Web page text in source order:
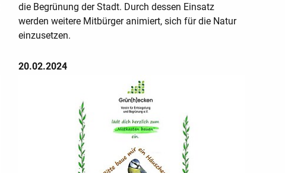
die Begrünung der Stadt. Durch dessen Einsatz
werden weitere Mitbürger animiert, sich für die Natur
einzusetzen.
20.02.2024